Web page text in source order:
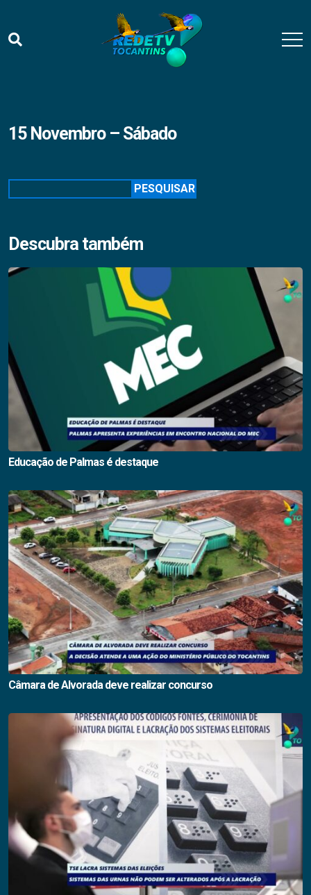
15 Novembro – Sábado
PESQUISAR
Descubra também
Educação de Palmas é destaque
Câmara de Alvorada deve realizar concurso